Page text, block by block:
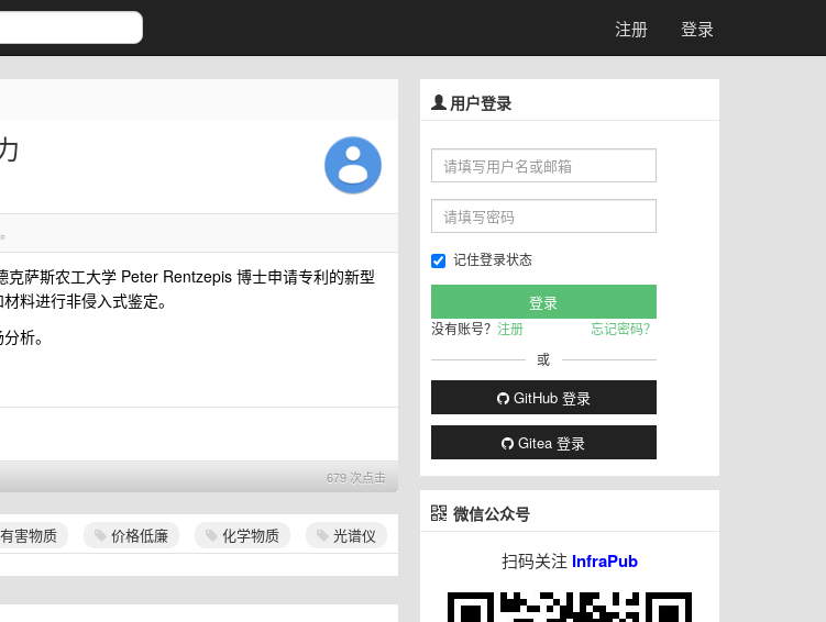
注册 登录
萨斯农工大学 Peter Rentzepis 博士申请专利的新型
料进行非侵入式鉴定。
析。
679 次点击
害物质 价格低廉 化学物质 光谱仪
用户登录
记住登录状态
没有账号？ 注册
忘记密码？
或
GitHub 登录
Gitea 登录
微信公众号
扫码关注 InfraPub